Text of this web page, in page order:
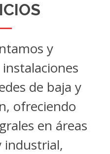
y
de baja y
ofreciendo
en áreas
industrial,